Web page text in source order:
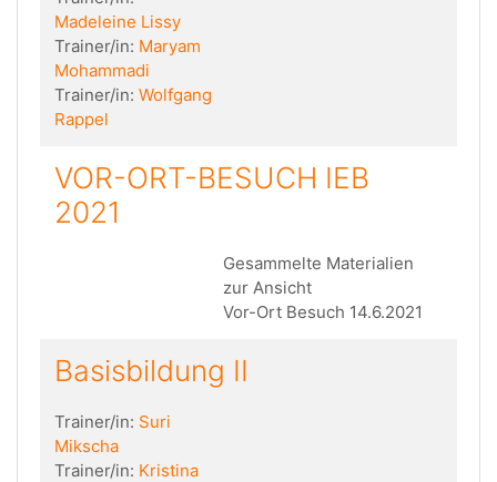
Madeleine Lissy
Trainer/in: Maryam
Mohammadi
Trainer/in: Wolfgang
Rappel
VOR-ORT-BESUCH IEB
2021
Gesammelte Materialien
zur Ansicht
Vor-Ort Besuch 14.6.2021
Basisbildung II
Trainer/in: Suri
Mikscha
Trainer/in: Kristina